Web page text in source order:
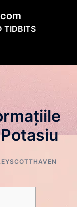
TIDBITS